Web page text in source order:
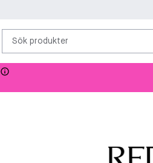
Sök produkter